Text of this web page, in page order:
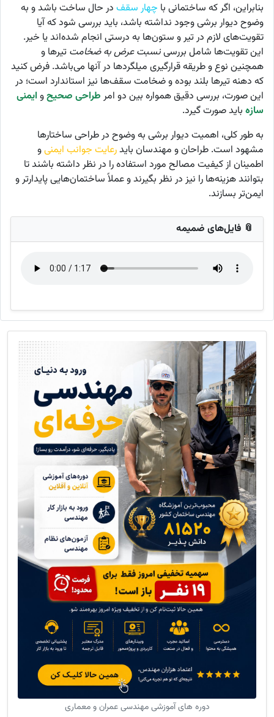
بنابراین، اگر که ساختمانی با چهار سقف در حال ساخت باشد و به
وضوح دیوار برشی وجود نداشته باشد، باید بررسی شود که آیا
تقویت‌های لازم در تیر و ستون‌ها به درستی انجام شده‌اند یا خیر.
این تقویت‌ها شامل بررسینسبت عرض به ضخامت تیرها و
همچنین نوع و طریقه قرارگیری میلگردها در آنها می‌باشد. فرض کنید
که دهنه تیرها بلند بوده و ضخامت سقف‌ها نیز استاندارد است؛ در
این صورت، بررسی دقیق همواره بین دو امر طراحی صحیحو ایمنی
سازه باید صورت گیرد.
به طور کلی، اهمیت دیوار برشی به وضوح در طراحی ساختارها
مشهود است. طراحان و مهندسان بایدرعایت جوانب ایمنیو
اطمینان از کیفیت مصالح مورد استفاده را در نظر داشته باشند تا
بتوانند هزینه‌ها را نیز در نظر بگیرند و عملاً ساختمان‌هایی پایدار‌تر و
ایمن‌تر بسازند.
📎 فایل‌های ضمیمه
دوره های آموزشی مهندسی عمران و معماری